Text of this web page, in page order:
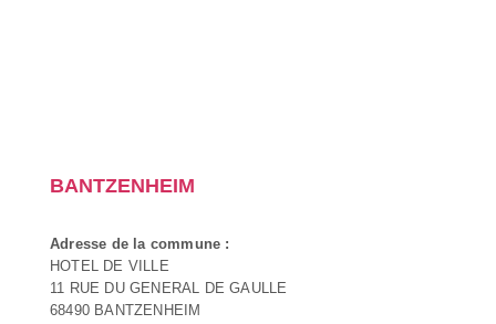
BANTZENHEIM
Adresse de la commune :
HOTEL DE VILLE
11 RUE DU GENERAL DE GAULLE
68490 BANTZENHEIM